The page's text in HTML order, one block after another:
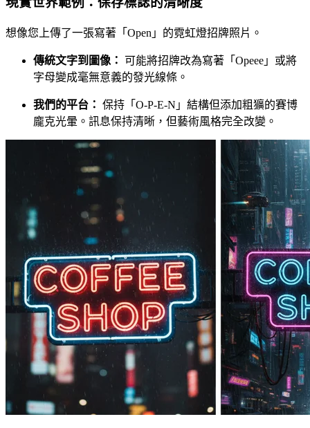
想像您上傳了一張寫著「Open」的霓虹燈招牌照片。
傳統文字到圖像： 可能將招牌改為寫著「Opeee」或將
字母變成毫無意義的發光線條。
我們的平台： 保持「O-P-E-N」結構但添加粗獷的賽博
龐克光暈。訊息保持清晰，但藝術風格完全改變。